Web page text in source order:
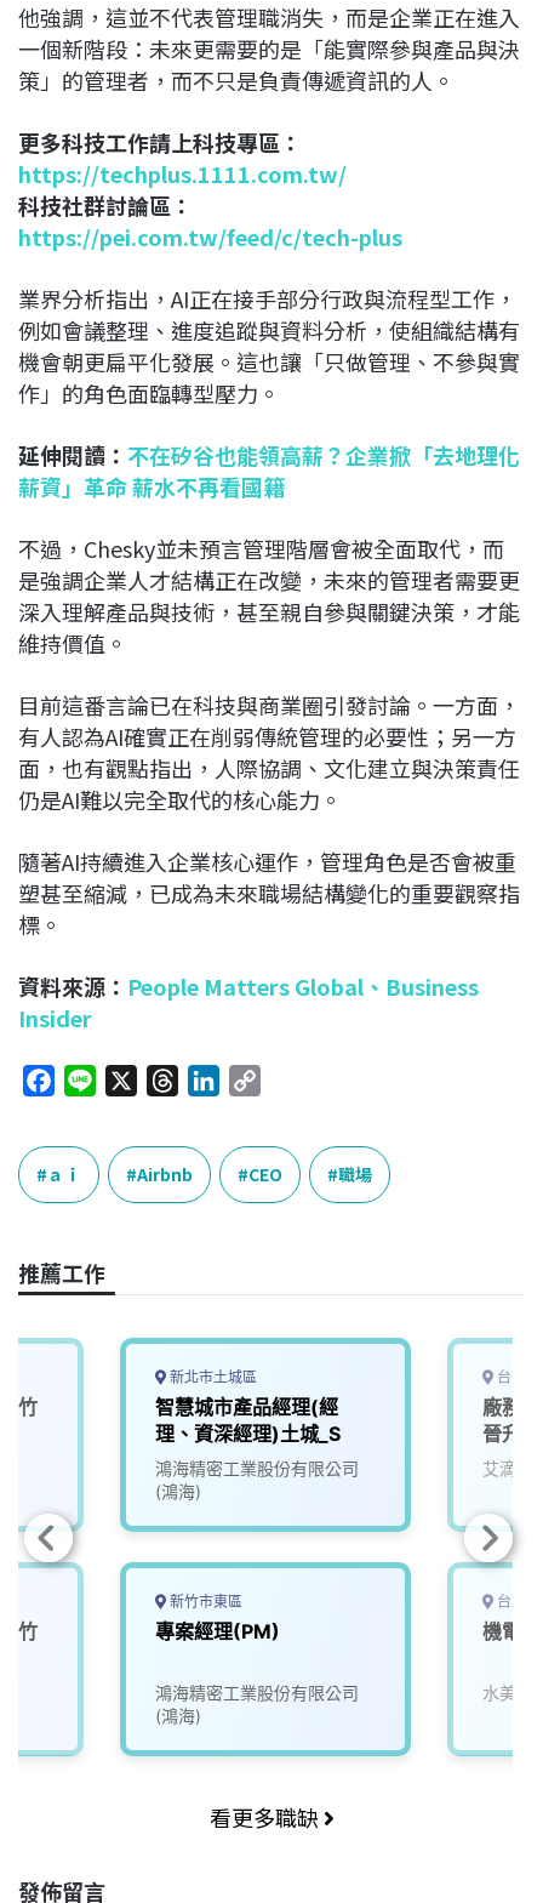
他強調，這並不代表管理職消失，而是企業正在進入
一個新階段：未來更需要的是「能實際參與產品與決
策」的管理者，而不只是負責傳遞資訊的人。
更多科技工作請上科技專區：
https://techplus.1111.com.tw/
科技社群討論區：
https://pei.com.tw/feed/c/tech-plus
業界分析指出，AI正在接手部分行政與流程型工作，
例如會議整理、進度追蹤與資料分析，使組織結構有
機會朝更扁平化發展。這也讓「只做管理、不參與實
作」的角色面臨轉型壓力。
延伸閱讀： 不在矽谷也能領高薪？企業掀「去地理化
薪資」革命 薪水不再看國籍
不過，Chesky並未預言管理階層會被全面取代，而
是強調企業人才結構正在改變，未來的管理者需要更
深入理解產品與技術，甚至親自參與關鍵決策，才能
維持價值。
目前這番言論已在科技與商業圈引發討論。一方面，
有人認為AI確實正在削弱傳統管理的必要性；另一方
面，也有觀點指出，人際協調、文化建立與決策責任
仍是AI難以完全取代的核心能力。
隨著AI持續進入企業核心運作，管理角色是否會被重
塑甚至縮減，已成為未來職場結構變化的重要觀察指
標。
資料來源： People Matters Global 、 Business
Insider
c
e
b
o
k
e
r
e
a
k
e
n
p
y
L
k
ａｉ Airbnb CEO 職場
推薦工作
竹
竹
新北市土城區
智慧城市產品經理(經
理、資深經理)土城_S
鴻海精密工業股份有限公司
(鴻海)
新竹市東區
專案經理(PM)
鴻海精密工業股份有限公司
(鴻海)
台南
廠務
晉升
艾滴科
台北
機電
水美開
看更多職缺
發佈留言